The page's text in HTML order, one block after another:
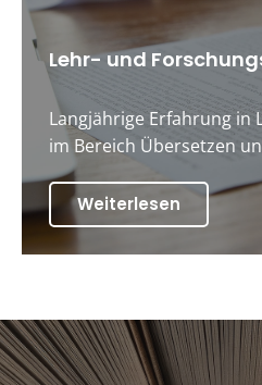
Lehr- und
Langjährige Erfahrung in
im Bereich Übersetzen
Weiterlesen